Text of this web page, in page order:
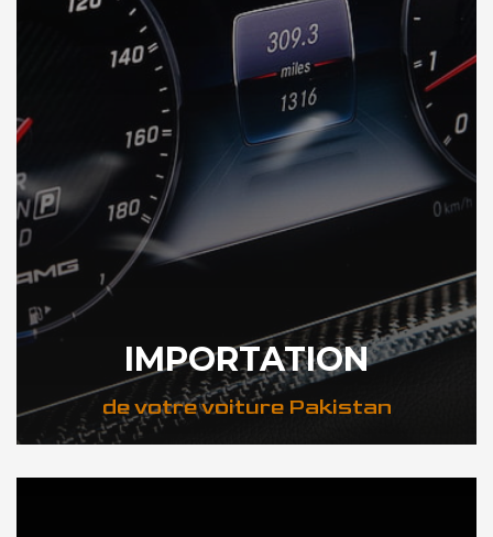
IMPORTATION
de votre voiture Pakistan